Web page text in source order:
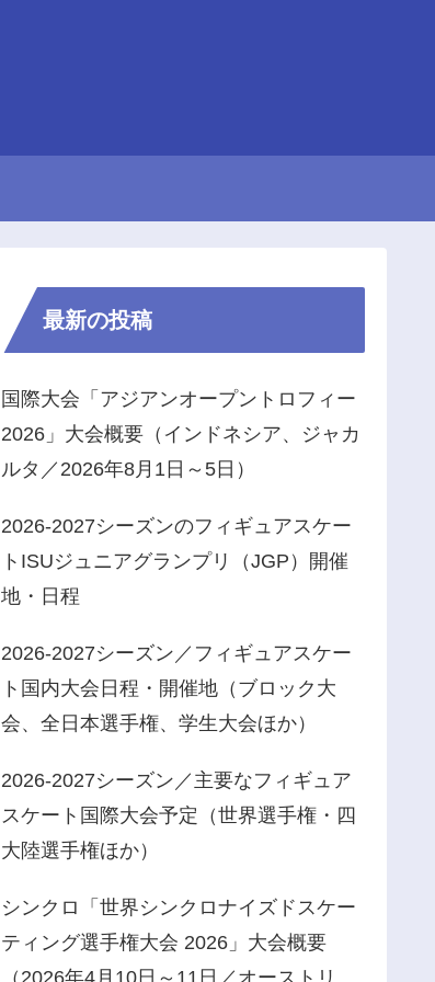
最新の投稿
国際大会「アジアンオープントロフィー
2026」大会概要（インドネシア、ジャカ
ルタ／2026年8月1日～5日）
2026-2027シーズンのフィギュアスケー
トISUジュニアグランプリ（JGP）開催
地・日程
2026-2027シーズン／フィギュアスケー
ト国内大会日程・開催地（ブロック大
会、全日本選手権、学生大会ほか）
2026-2027シーズン／主要なフィギュア
スケート国際大会予定（世界選手権・四
大陸選手権ほか）
シンクロ「世界シンクロナイズドスケー
ティング選手権大会 2026」大会概要
（2026年4月10日～11日／オーストリ